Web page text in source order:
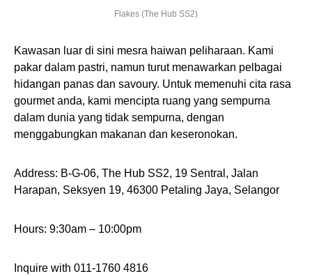
Flakes (The Hub SS2)
Kawasan luar di sini mesra haiwan peliharaan. Kami
pakar dalam pastri, namun turut menawarkan pelbagai
hidangan panas dan savoury. Untuk memenuhi cita rasa
gourmet anda, kami mencipta ruang yang sempurna
dalam dunia yang tidak sempurna, dengan
menggabungkan makanan dan keseronokan.
Address: B-G-06, The Hub SS2, 19 Sentral, Jalan
Harapan, Seksyen 19, 46300 Petaling Jaya, Selangor
Hours: 9:30am – 10:00pm
Inquire with 011-1760 4816